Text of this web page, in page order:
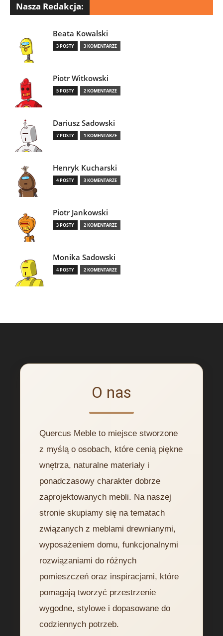
Nasza Redakcja:
Beata Kowalski
3 POSTY 3 KOMENTARZE
Piotr Witkowski
5 POSTY 2 KOMENTARZE
Dariusz Sadowski
7 POSTY 1 KOMENTARZE
Henryk Kucharski
4 POSTY 3 KOMENTARZE
Piotr Jankowski
3 POSTY 2 KOMENTARZE
Monika Sadowski
4 POSTY 2 KOMENTARZE
O nas
Quercus Meble to miejsce stworzone
z myślą o osobach, które cenią piękne
wnętrza, naturalne materiały i
ponadczasowy charakter dobrze
zaprojektowanych mebli. Na naszej
stronie skupiamy się na tematach
związanych z meblami drewnianymi,
wyposażeniem domu, funkcjonalnymi
rozwiązaniami do różnych
pomieszczeń oraz inspiracjami, które
pomagają tworzyć przestrzenie
wygodne, stylowe i dopasowane do
codziennych potrzeb.